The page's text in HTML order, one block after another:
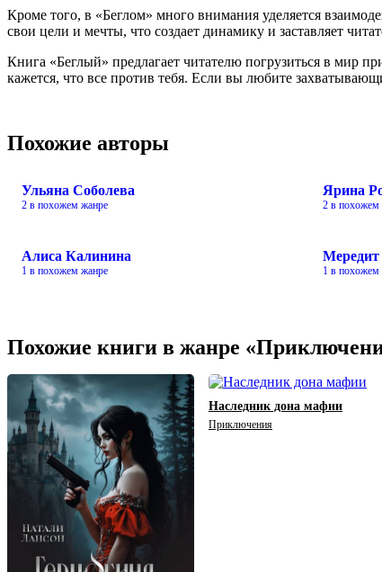
Кроме того, в «Беглом» много внимания уделяется
свои цели и мечты, что создает динамику и заставляет
Книга «Беглый» предлагает читателю погрузиться в мир
кажется, что все против тебя. Если вы любите
Похожие авторы
Ульяна Соболева
2 в похожем жанре
Ярина
2 в похожем
Алиса Калинина
1 в похожем жанре
Мередит
1 в похожем
Похожие книги в жанре
Наследник дона мафии
Приключения